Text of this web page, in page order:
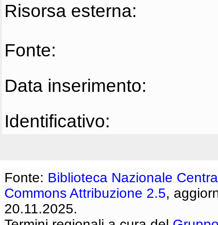
Risorsa esterna:
Fonte:
Data inserimento:
Identificativo:
Fonte: Biblioteca Nazionale
Commons Attribuzione 2.5,
20.11.2025.